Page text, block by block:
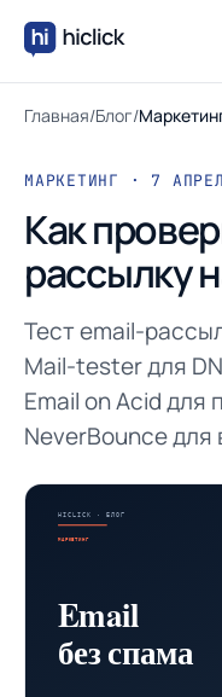
Главная/Блог/
МАРКЕТИНГ · 7
Как
рассылку
Тест email-
Mail-tester для
Email on Acid для
NeverBounce для